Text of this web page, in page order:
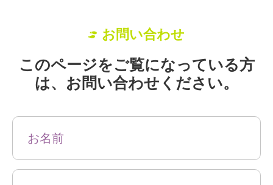
お問い合わせ
このページをご覧になっている方
は、お問い合わせください。